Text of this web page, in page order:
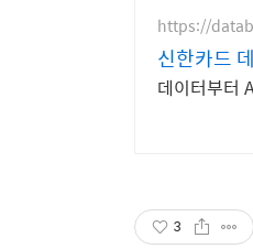
https://
신한카드
데이터부터
3